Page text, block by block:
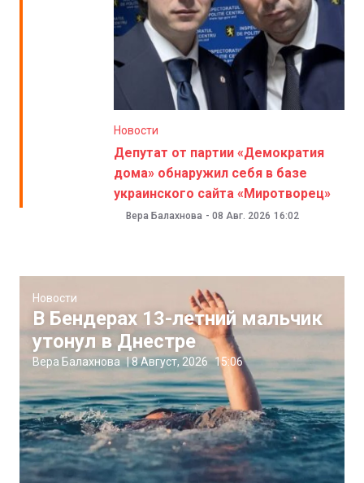
Новости
Депутат от партии «Демократия
дома» обнаружил себя в базе
украинского сайта «Миротворец»
Вера Балахнова - 08 Авг. 2026 16:02
Новости
В Бендерах 13-летний мальчик
утонул в Днестре
Вера Балахнова |8 Август, 2026 15:06